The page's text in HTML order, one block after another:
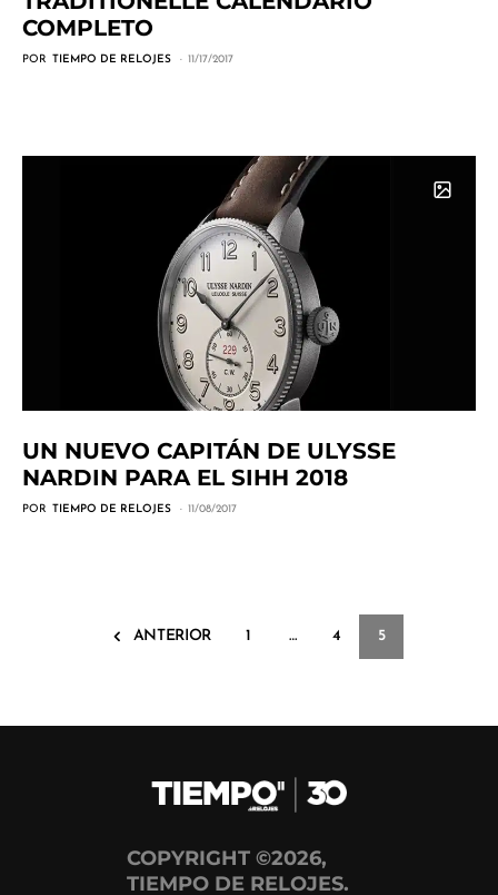
COMPLETO
POR TIEMPO DE RELOJES 11/17/2017
UN NUEVO CAPITÁN DE ULYSSE
NARDIN PARA EL SIHH 2018
POR TIEMPO DE RELOJES 11/08/2017
ANTERIOR 1 … 4 5
COPYRIGHT ©2026,
TIEMPO DE RELOJES.